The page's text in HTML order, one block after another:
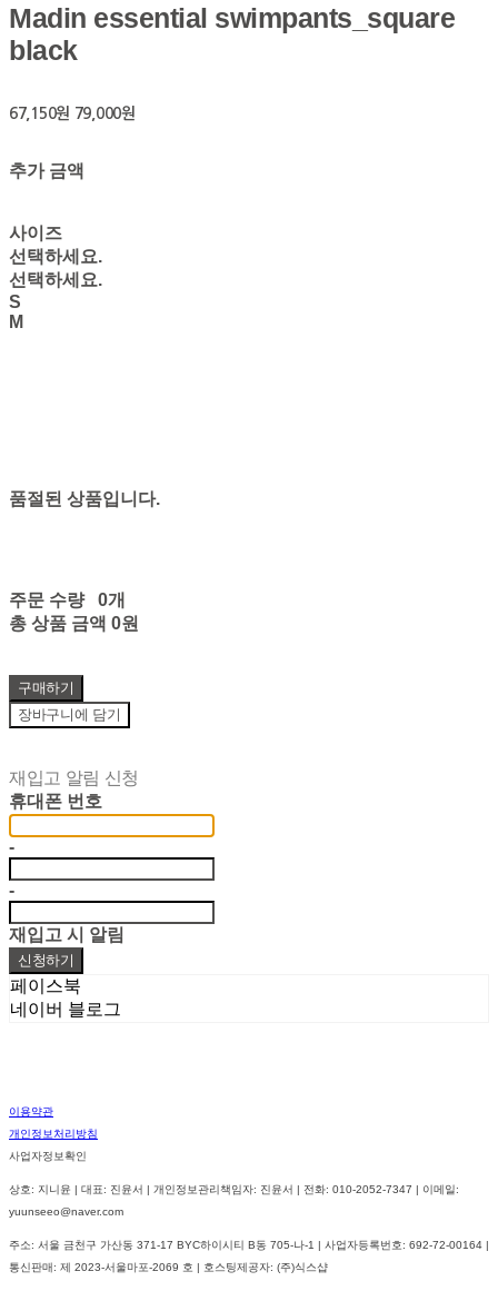
Madin essential swimpants_square
black
67,150원 79,000원
추가 금액
사이즈
선택하세요.
선택하세요.
S
M
품절된 상품입니다.
주문 수량
0개
총 상품 금액 0원
구매하기
장바구니에 담기
재입고 알림 신청
휴대폰 번호
-
-
재입고 시 알림
신청하기
페이스북
네이버 블로그
이용약관
개인정보처리방침
사업자정보확인
상호: 지니윤 | 대표: 진윤서 | 개인정보관리책임자: 진윤서 | 전화: 010-2052-7347 | 이메일:
yuunseeo@naver.com
주소: 서울 금천구 가산동 371-17 BYC하이시티 B동 705-나-1 | 사업자등록번호: 692-72-00164 |
통신판매: 제 2023-서울마포-2069 호 | 호스팅제공자: (주)식스샵